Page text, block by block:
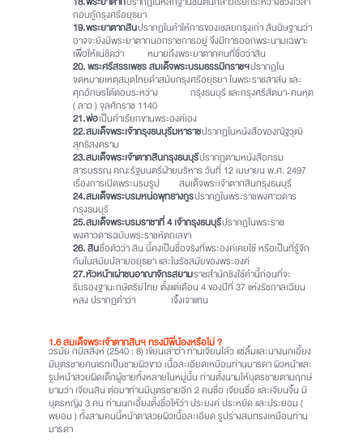
18. พระยาตาก ปรากฏในหลักฐานชั้นต้นกล่าวเรียกระหว่างช่วงเวลา
กอบกู้กรุงศรีอยุธยา
19. พระยาตากสิน ปรากฏในคำให้การของเชลยกรุงเก่า สันนิษฐานว่า
อาจจะยังมีพระยาตากนอกราชการอยู่ จึงมีการออกพระนามเฉพาะ
เพื่อให้แน่ชัดว่า หมายถึงพระยาตากคนที่ชื่อว่าสิน
20. พระศรีสรรเพชร สมเด็จพระบรมธรรมิกราชฯ ปรากฏใน
จดหมายเหตุสมุดไทยดำสมัยกรุงศรีอยุธยา ในพระราชสาส์น และ
ศุภอักษรโต้ตอบระหว่าง กรุงธนบุรี และกรุงศรีสัตนา-คนหุต
( ลาว ) จุลศักราช 1140
21. พ่อ เป็นคำเรียกขานพระองค์เอง
22. สมเด็จพระเจ้ากรุงธนบุรีมหาราช ปรากฏในหนังสือของณัฐวุฒิ
สุทธิสงคราม
23. สมเด็จพระเจ้าตากสินกรุงธนบุรี ปรากฏตามหนังสือกรม
สารบรรณ คณะรัฐมนตรีฝ่ายบริหาร วันที่ 12 เมษายน พ.ศ. 2497
เรื่องการเปิดพระบรมรูป สมเด็จพระเจ้าตากสินกรุงธนบุรี
24. สมเด็จพระบรมหน่อพุทธางกูร ปรากฏในพระราชพงศาวดาร
กรุงธนบุรี
25. สมเด็จพระบรมราชาที่ 4 เจ้ากรุงธนบุรี ปรากฏในพระราช
พงศาวดารฉบับพระราชหัตถเลขา
26. สิน ชื่อตัวว่า สิน นี้คงเป็นชื่อจริงที่พระองค์เคยใช้ หรือเป็นที่รู้จัก
กันในสมัยปลายอยุธยา และในรัชสมัยของพระองค์
27. หัวหน้าเผ่าชนอาณาจักรสยาม ราชสำนักชิงใช้คำนี้ก่อนที่จะ
รับรองฐานะกษัตริย์ไทย ตั้งแต่เดือน 4 ของปีที่ 37 แห่งรัชกาลเฉียน
หลง ปรากฏคำว่า เจิ้งเจาแทน
1.6 สมเด็จพระเจ้าตากสินฯ ทรงมีพี่น้องหรือไม่ ?
วรมัย กบิลสิงห์ (2540 : 8) เขียนเล่าว่า ท่านเจียนโล้ว แซ่ลิ้มและนางนกเอี้ยง
มีบุตรชายคนแรกเป็นชายผิวขาว เนื้อละเอียดเหมือนท่านมารดา ผิวหน้าและ
รูปหน้าสวยผิดเด็กผู้ชายทั้งหลายในหมู่นั้น ท่านตั้งนามให้บุตรชายตามฤกษ์
ยามว่า เจียนสิน ต่อมาท่านมีบุตรชายอีก 2 คนชื่อ เจียนซื่อ และเจียนจิ้น มี
บุตรหญิง 3 คน ท่านนกเอี้ยงตั้งชื่อให้ว่า ประยงค์ ประหยัด และประยอม (
พยอม ) ทั้งสามคนนี้หน้าตาสวยผิวเนื้อละเอียด รูปร่างสมทรงเหมือนท่าน
มารดา